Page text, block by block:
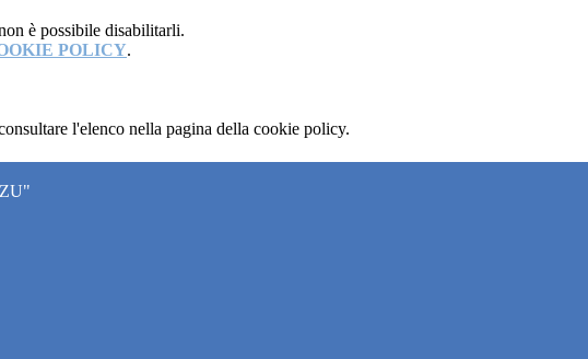
è possibile disabilitarli.
POLICY.
l'elenco nella pagina della cookie policy.